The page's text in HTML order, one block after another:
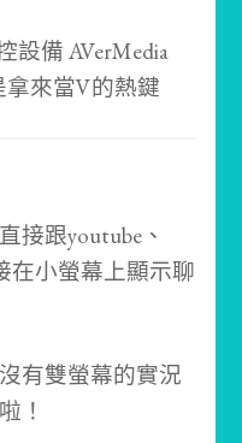
接跟youtube、
在小螢幕上顯示聊
有雙螢幕的實況
！